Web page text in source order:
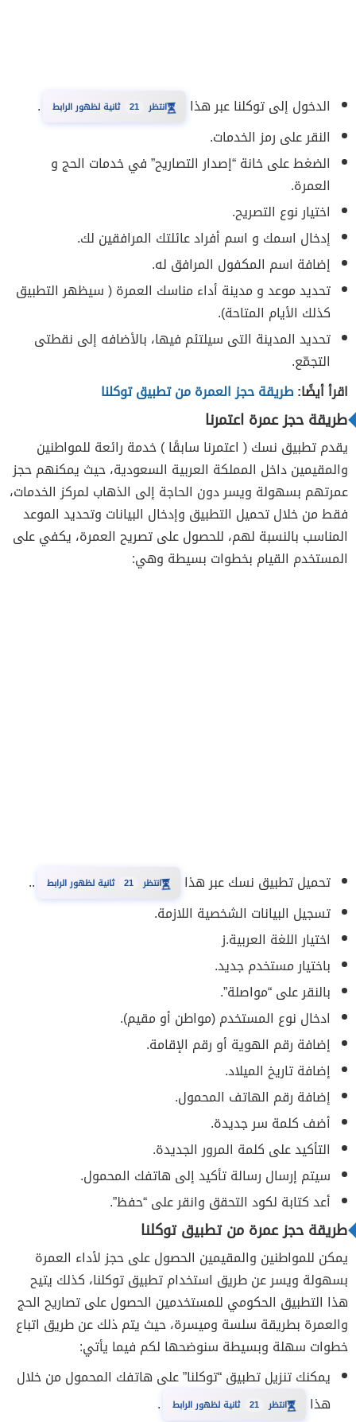
الدخول إلى توكلنا عبر هذا ⏳انتظر 20 ثانية لظهور الرابط
.
النقر على رمز الخدمات.
الضغط على خانة “إصدار التصاريح” في خدمات الحج و
العمرة.
اختيار نوع التصريح.
إدخال اسمك و اسم أفراد عائلتك المرافقين لك.
إضافة اسم المكفول المرافق له.
تحديد موعد و مدينة أداء مناسك العمرة ( سيظهر التطبيق
كذلك الأيام المتاحة).
تحديد المدينة التى سيلتئم فيها، بالأضافه إلى نقطتى
التجمّع.
اقرأ أيضًا:طريقة حجز العمرة من تطبيق توكلنا
طريقة حجز عمرة اعتمرنا
يقدم تطبيق نسك ( اعتمرنا سابقًا ) خدمة رائعة للمواطنين
والمقيمين داخل المملكة العربية السعودية، حيث يمكنهم حجز
عمرتهم بسهولة ويسر دون الحاجة إلى الذهاب لمركز الخدمات،
فقط من خلال تحميل التطبيق وإدخال البيانات وتحديد الموعد
المناسب بالنسبة لهم، للحصول على تصريح العمرة، يكفي على
المستخدم القيام بخطوات بسيطة وهي:
تحميل تطبيق نسك عبر هذا ⏳انتظر 20 ثانية لظهور الرابط
..
تسجيل البيانات الشخصية اللازمة.
اختيار اللغة العربية.ز
باختيار مستخدم جديد.
بالنقر على “مواصلة”.
ادخال نوع المستخدم (مواطن أو مقيم).
إضافة رقم الهوية أو رقم الإقامة.
إضافة تاريخ الميلاد.
إضافة رقم الهاتف المحمول.
أضف كلمة سر جديدة.
التأكيد على كلمة المرور الجديدة.
سيتم إرسال رسالة تأكيد إلى هاتفك المحمول.
أعد كتابة لكود التحقق وانقر على “حفظ”.
طريقة حجز عمرة من تطبيق توكلنا
يمكن للمواطنين والمقيمين الحصول على حجز لأداء العمرة
بسهولة ويسر عن طريق استخدام تطبيق توكلنا، كذلك يتيح
هذا التطبيق الحكومي للمستخدمين الحصول على تصاريح الحج
والعمرة بطريقة سلسة وميسرة، حيث يتم ذلك عن طريق اتباع
خطوات سهلة وبسيطة سنوضحها لكم فيما يأتي:
يمكنك تنزيل تطبيق “توكلنا” على هاتفك المحمول من خلال
هذا
⏳انتظر 20 ثانية لظهور الرابط
.